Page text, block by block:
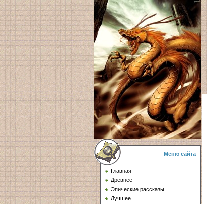
Меню сайта
Главная
Древнее
Эпические рассказы
Лучшее